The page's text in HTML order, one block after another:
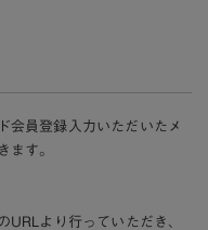
会員登録入力いただいたメ
ます。
URLより行っていただき、